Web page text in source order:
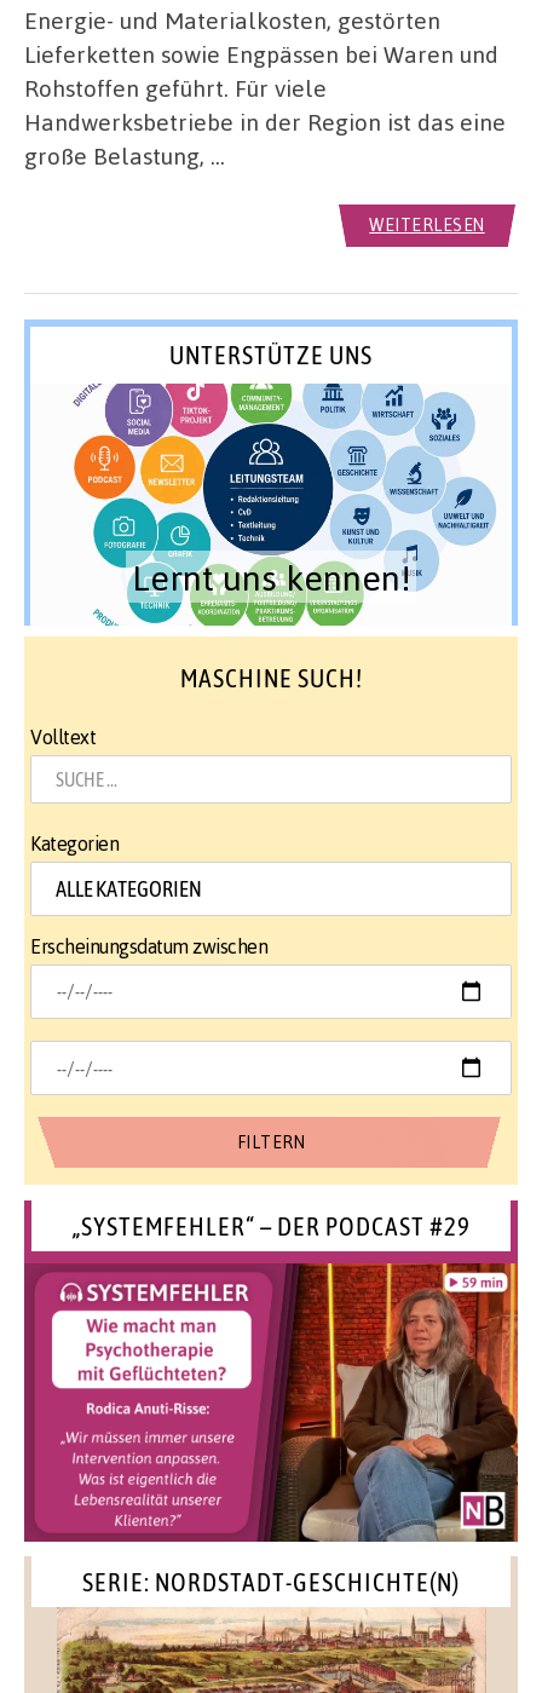
Energie- und Materialkosten, gestörten
Lieferketten sowie Engpässen bei Waren und
Rohstoffen geführt. Für viele
Handwerksbetriebe in der Region ist das eine
große Belastung, …
WEITERLESEN
UNTERSTÜTZE UNS
Lernt uns kennen!
MASCHINE SUCH!
Volltext
Kategorien
Erscheinungsdatum zwischen
„SYSTEMFEHLER“ – DER PODCAST #29
SERIE: NORDSTADT-GESCHICHTE(N)